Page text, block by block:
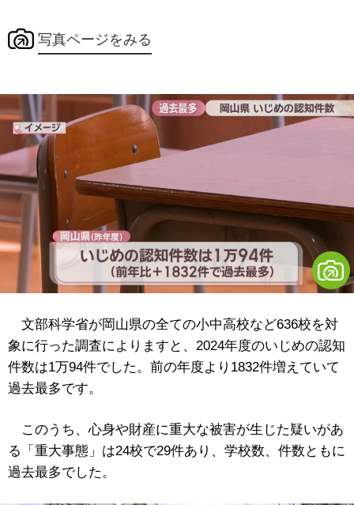
写真ページをみる
文部科学省が岡山県の全ての小中高校など636校を対
象に行った調査によりますと、2024年度のいじめの認知
件数は1万94件でした。前の年度より1832件増えていて
過去最多です。
このうち、心身や財産に重大な被害が生じた疑いがあ
る「重大事態」は24校で29件あり、学校数、件数ともに
過去最多でした。